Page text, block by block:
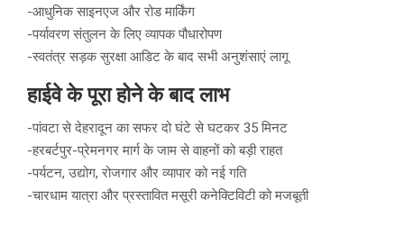
-आधुनिक साइनएज और रोड मार्किंग
-पर्यावरण संतुलन के लिए व्यापक पौधारोपण
-स्वतंत्र सड़क सुरक्षा आडिट के बाद सभी अनुशंसाएं लागू
हाईवे के पूरा होने के बाद लाभ
-पांवटा से देहरादून का सफर दो घंटे से घटकर 35 मिनट
-हरबर्टपुर-प्रेमनगर मार्ग के जाम से वाहनों को बड़ी राहत
-पर्यटन, उद्योग, रोजगार और व्यापार को नई गति
-चारधाम यात्रा और प्रस्तावित मसूरी कनेक्टिविटी को मजबूती